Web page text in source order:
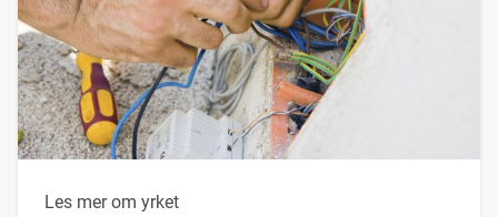
Les mer om yrket